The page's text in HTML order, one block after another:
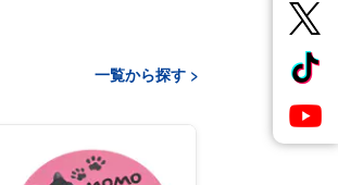
一覧から探す >